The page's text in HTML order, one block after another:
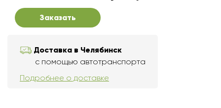
Заказать
Доставка в Челябинск
с помощью автотранспорта
Подробнее о доставке